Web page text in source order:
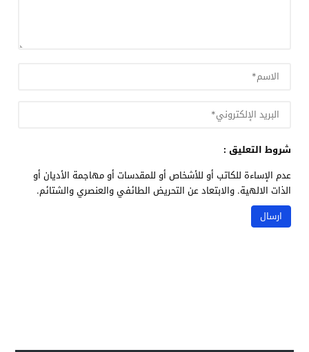
شروط التعليق :
عدم الإساءة للكاتب أو للأشخاص أو للمقدسات أو مهاجمة الأديان أو
الذات الالهية. والابتعاد عن التحريض الطائفي والعنصري والشتائم.